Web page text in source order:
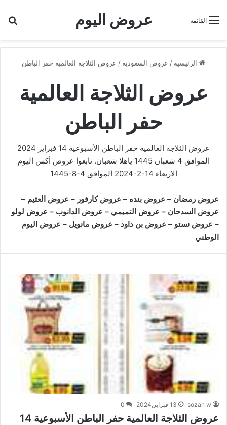
عروض اليوم القائمة
الرئيسية / عروض السعودية / عروض الثلاجة العالمية حفر الباطن
عروض الثلاجة العالمية
حفر الباطن
عروض الثلاجة العالمية حفر الباطن الأسبوعية 14 فبراير 2024
الموافق 4 شعبان 1445 ياهلا شعبان. تابعوا
عروض أكس اليوم
الاربعاء 14-2-2024 الموافق 4-8-1445
عروض رمضان – عروض بنده – عروض كارفور – عروض العثيم –
عروض السدحان – عروض التميمي – عروض الدانوب – عروض لولو
– عروض نستو – عروض بن داود – عروض مانويل – عروض اليوم
الوطني
sozan w 13 فبراير,2024 0
عروض الثلاجة العالمية حفر الباطن الأسبوعية 14